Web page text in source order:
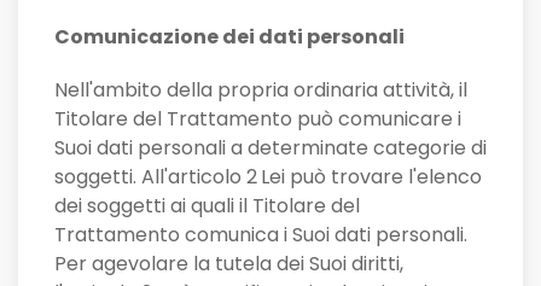
Comunicazione dei dati personali
Nell'ambito della propria ordinaria attività, il
Titolare del Trattamento può comunicare i
Suoi dati personali a determinate categorie di
soggetti. All'articolo 2Lei può trovare l'elenco
dei soggetti ai quali il Titolare del
Trattamento comunica i Suoi dati personali.
Per agevolare la tutela dei Suoi diritti,